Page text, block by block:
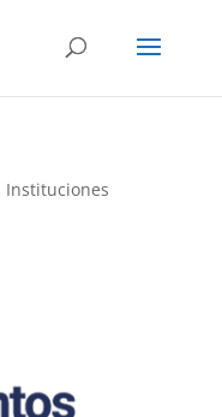
Instituciones